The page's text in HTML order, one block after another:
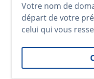
Votre nom de
départ de votre
celui qui vous